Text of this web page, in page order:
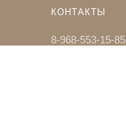
КОНТАКТЫ
8-968-553-15-85